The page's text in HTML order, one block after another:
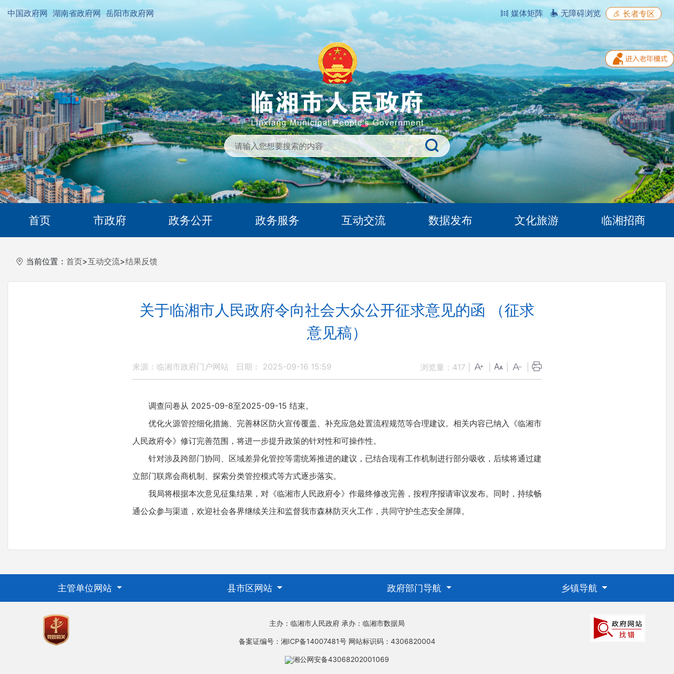
中国政府网 湖南省政府网 岳阳市政府网 媒体矩阵 无障碍浏览 长者专区
首页 市政府 政务公开 政务服务 互动交流 数据发布 文化旅游 临湘招商
当前位置： 首页>互动交流>结果反馈
关于临湘市人民政府令向社会大众公开征求意见的函 （征求
意见稿）
来源：临湘市政府门户网站 日期： 2025-09-16 15:59 浏览量： 417
调查问卷从 2025-09-8至2025-09-15 结束。
优化火源管控细化措施、完善林区防火宣传覆盖、补充应急处置流程规范等合理建议。相关内容已纳入《临湘市
人民政府令》修订完善范围，将进一步提升政策的针对性和可操作性。
针对涉及跨部门协同、区域差异化管控等需统筹推进的建议，已结合现有工作机制进行部分吸收，后续将通过建
立部门联席会商机制、探索分类管控模式等方式逐步落实。
我局将根据本次意见征集结果，对《临湘市人民政府令》作最终修改完善，按程序报请审议发布。同时，持续畅
通公众参与渠道，欢迎社会各界继续关注和监督我市森林防灭火工作，共同守护生态安全屏障。
主管单位网站 县市区网站 政府部门导航 乡镇导航
主办：临湘市人民政府 承办：临湘市数据局
备案证编号：湘ICP备14007481号 网站标识码：4306820004
湘公网安备43068202001069